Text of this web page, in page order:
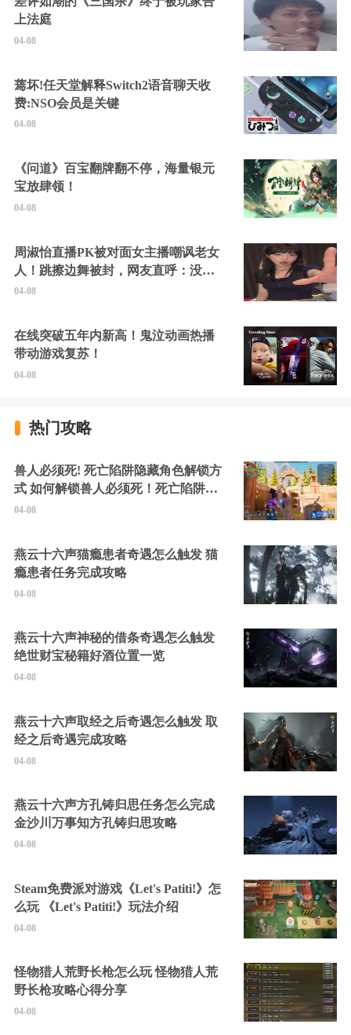
上法庭
04-08
蔫坏!任天堂解释Switch2语音聊天收
费:NSO会员是关键
04-08
《问道》百宝翻牌翻不停，海量银元
宝放肆领！
04-08
周淑怡直播PK被对面女主播嘲讽老女
人！跳擦边舞被封，网友直呼：没边
硬擦封的好！
04-08
在线突破五年内新高！鬼泣动画热播
带动游戏复苏！
04-08
热门攻略
兽人必须死! 死亡陷阱隐藏角色解锁方
式 如何解锁兽人必须死！死亡陷阱中
的隐藏角色
04-08
燕云十六声猫瘾患者奇遇怎么触发 猫
瘾患者任务完成攻略
04-08
燕云十六声神秘的借条奇遇怎么触发
绝世财宝秘籍好酒位置一览
04-08
燕云十六声取经之后奇遇怎么触发 取
经之后奇遇完成攻略
04-08
燕云十六声方孔铸归思任务怎么完成
金沙川万事知方孔铸归思攻略
04-08
Steam免费派对游戏《Let's Patiti!》怎
么玩 《Let's Patiti!》玩法介绍
04-08
怪物猎人荒野长枪怎么玩 怪物猎人荒
野长枪攻略心得分享
04-08